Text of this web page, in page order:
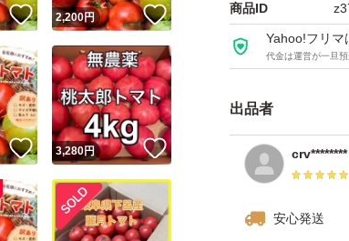
常温での発送で
す。
ご購入のご検討を
何か疑問や質問
商品ID
Yahoo!フリマ
代金は運営が一旦
出品者
crv********
安心発送
いいね！
2,200円 いいね！
いいね！
3,280円 いいね！